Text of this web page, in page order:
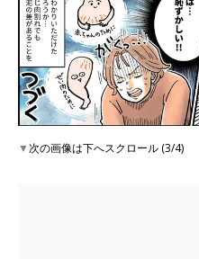
▼次の画像は下へスクロール (3/4)